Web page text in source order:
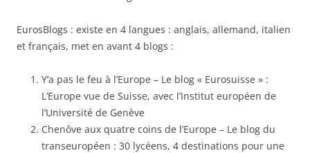
EurosBlogs : existe en 4 langues : anglais, allemand, italien
et français, met en avant 4 blogs :
Y’a pas le feu à l’Europe – Le blog « Eurosuisse » :
L’Europe vue de Suisse, avec l’Institut européen de
l’Université de Genève
Chenôve aux quatre coins de l’Europe – Le blog du
transeuropéen : 30 lycéens, 4 destinations pour une